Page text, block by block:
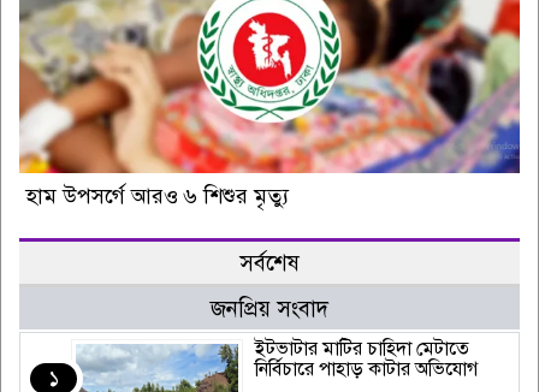
হাম উপসর্গে আরও ৬ শিশুর মৃত্যু
সর্বশেষ
জনপ্রিয় সংবাদ
১
ইটভাটার মাটির চাহিদা মেটাতে
নির্বিচারে পাহাড় কাটার অভিযোগ